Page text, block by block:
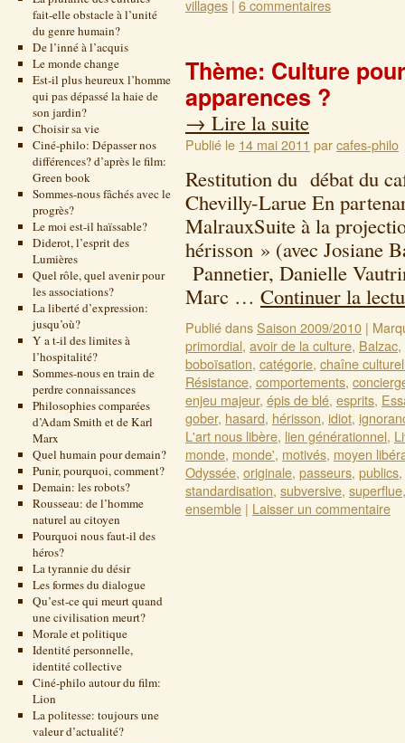
fait-elle obstacle à l’unité
du genre humain?
De l’inné à l’acquis
Le monde change
Est-il plus heureux l’homme
qui pas dépassé la haie de
son jardin?
Choisir sa vie
Ciné-philo: Dépasser nos
différences? d’après le film:
Green book
Sommes-nous fâchés avec le
progrès?
Le moi est-il haïssable?
Diderot, l’esprit des
Lumières
Quel rôle, quel avenir pour
les associations?
La liberté d’expression:
jusqu’où?
Y a t-il des limites à
l’hospitalité?
Sommes-nous en train de
perdre connaissances
Philosophies comparées
d’Adam Smith et de Karl
Marx
Quel humain pour demain?
Punir, pourquoi, comment?
Demain: les robots?
Rousseau: de l’homme
naturel au citoyen
Pourquoi nous faut-il des
héros?
La tyrannie du désir
Les formes du dialogue
Qu’est-ce qui meurt quand
une civilisation meurt?
Morale et politique
Identité personnelle,
identité collective
Ciné-philo autour du film:
Lion
La politesse: toujours une
valeur d’actualité?
villages | 6 commentaires
Thème: Culture
apparences ?
→ Lire la suite
Publié le 14 mai 2011 parcafes-philo
Restitution du débat du
Chevilly-Larue En
MalrauxSuite à la
hérisson » (avec Josiane
Pannetier, Danielle
Marc … Continuer la
Publié dansSaison 2009/2010 |
primordial, avoir de la culture, Balzac,
boboïsation, catégorie, chaîne
Résistance, comportements,
enjeu majeur, épis de blé, esprits,
gober, hasard, hérisson, idiot,
L'art nous libère, lien générationnel,
monde, monde', motivés, moyen
Odyssée, originale, passeurs, publics,
standardisation, subversive, superflue
ensemble | Laisser un commentaire